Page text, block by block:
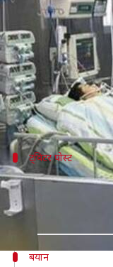
मुकुल तोमर Jan 30,
क्या है खबर?
चीन का कोरोना
चीन के वुहान से
ट्विटर पोस्ट
भारत पहुंचा
केरल में कोरोना
बयान